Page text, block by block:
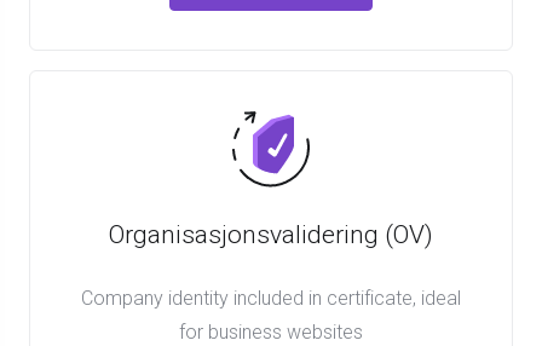
Organisasjonsvalidering (OV)
Company identity included in certificate, ideal
for business websites